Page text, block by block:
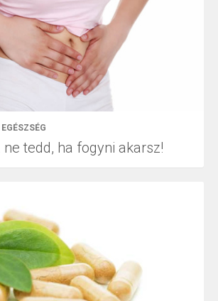
EGÉSZSÉG
ne tedd, ha fogyni akarsz!